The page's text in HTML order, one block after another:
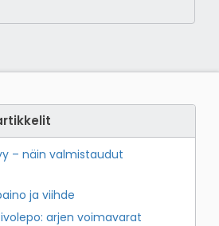
– näin valmistaudut
ja viihde
arjen voimavarat